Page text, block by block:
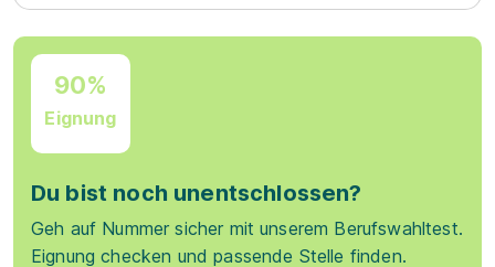
90%
Eignung
Du bist noch unentschlossen?
Geh auf Nummer sicher mit unserem Berufswahltest.
Eignung checken und passende Stelle finden.